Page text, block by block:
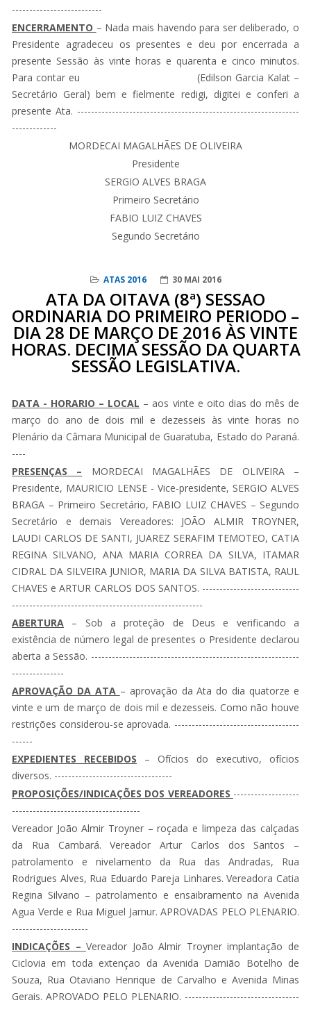
--------------------------
ENCERRAMENTO – Nada mais havendo para ser deliberado, o
Presidente agradeceu os presentes e deu por encerrada a
presente Sessão às vinte horas e quarenta e cinco minutos.
Para contar eu (Edilson Garcia Kalat –
Secretário Geral) bem e fielmente redigi, digitei e conferi a
presente Ata. ----------------------------------------------------------------
-------------
MORDECAI MAGALHÃES DE OLIVEIRA
Presidente
SERGIO ALVES BRAGA
Primeiro Secretário
FABIO LUIZ CHAVES
Segundo Secretário
ATAS 2016 30 MAI 2016
ATA DA OITAVA (8ª) SESSAO
ORDINARIA DO PRIMEIRO PERIODO –
DIA 28 DE MARÇO DE 2016 ÀS VINTE
HORAS. DECIMA SESSÃO DA QUARTA
SESSÃO LEGISLATIVA.
DATA - HORARIO – LOCAL – aos vinte e oito dias do mês de
março do ano de dois mil e dezesseis às vinte horas no
Plenário da Câmara Municipal de Guaratuba, Estado do Paraná.
----
PRESENÇAS – MORDECAI MAGALHÃES DE OLIVEIRA –
Presidente, MAURICIO LENSE - Vice-presidente, SERGIO ALVES
BRAGA – Primeiro Secretário, FABIO LUIZ CHAVES – Segundo
Secretário e demais Vereadores: JOÃO ALMIR TROYNER,
LAUDI CARLOS DE SANTI, JUAREZ SERAFIM TEMOTEO, CATIA
REGINA SILVANO, ANA MARIA CORREA DA SILVA, ITAMAR
CIDRAL DA SILVEIRA JUNIOR, MARIA DA SILVA BATISTA, RAUL
CHAVES e ARTUR CARLOS DOS SANTOS. ----------------------------
-------------------------------------------------------
ABERTURA – Sob a proteção de Deus e verificando a
existência de número legal de presentes o Presidente declarou
aberta a Sessão. ------------------------------------------------------------
---------------
APROVAÇÃO DA ATA – aprovação da Ata do dia quatorze e
vinte e um de março de dois mil e dezesseis. Como não houve
restrições considerou-se aprovada. ------------------------------------
------
EXPEDIENTES RECEBIDOS – Ofícios do executivo, ofícios
diversos. ----------------------------------
PROPOSIÇÕES/INDICAÇÕES DOS VEREADORES -------------------
-------------------------------------
Vereador João Almir Troyner – roçada e limpeza das calçadas
da Rua Cambará. Vereador Artur Carlos dos Santos –
patrolamento e nivelamento da Rua das Andradas, Rua
Rodrigues Alves, Rua Eduardo Pareja Linhares. Vereadora Catia
Regina Silvano – patrolamento e ensaibramento na Avenida
Agua Verde e Rua Miguel Jamur. APROVADAS PELO PLENARIO.
----------------------
INDICAÇÕES –Vereador João Almir Troyner implantação de
Ciclovia em toda extençao da Avenida Damião Botelho de
Souza, Rua Otaviano Henrique de Carvalho e Avenida Minas
Gerais. APROVADO PELO PLENARIO. ---------------------------------